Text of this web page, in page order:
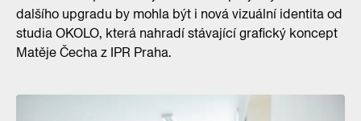
dalšího upgradu by mohla být i nová vizuální identita od
studia OKOLO, která nahradí stávající grafický koncept
Matěje Čecha z IPR Praha.